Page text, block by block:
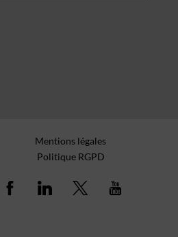
Mentions légales
Politique RGPD